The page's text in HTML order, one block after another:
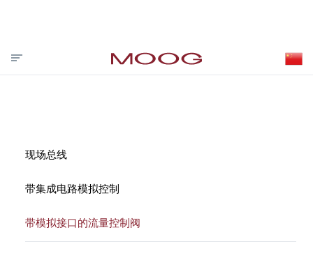
投资者关系 合作伙伴登录 VISIT MOOG.COM
MOOG.COM.CN
现场总线
带集成电路模拟控制
带模拟接口的流量控制阀